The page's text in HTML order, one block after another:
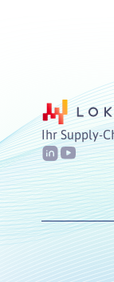
Ihr Supply-